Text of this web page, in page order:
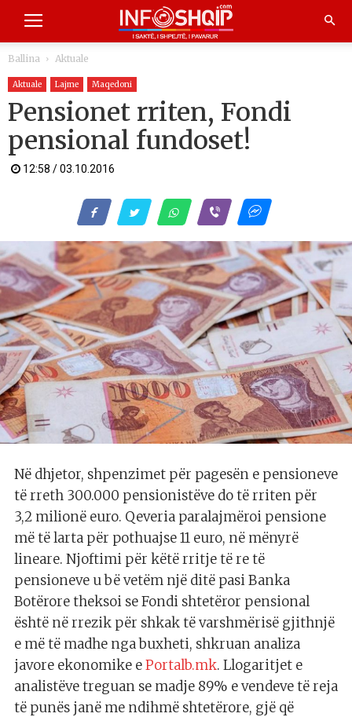
Ballina Aktuale
Aktuale Lajme Maqedoni
Pensionet rriten, Fondi
pensional fundoset!
12:58 / 03.10.2016
Në dhjetor, shpenzimet për pagesën e pensioneve
të rreth 300.000 pensionistëve do të rriten për
3,2 milionë euro. Qeveria paralajmëroi pensione
më të larta për pothuajse 11 euro, në mënyrë
lineare. Njoftimi për këtë rritje të re të
pensioneve u bë vetëm një ditë pasi Banka
Botërore theksoi se Fondi shtetëror pensional
është në rrezik për shkak të varshmërisë gjithnjë
e më të madhe nga buxheti, shkruan analiza
javore ekonomike ePortalb.mk. Llogaritjet e
analistëve treguan se madje 89% e vendeve të reja
të punës janë me ndihmë shtetërore, gjë që